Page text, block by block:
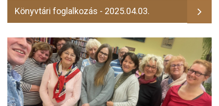
Könyvtári foglalkozás - 2025.04.03.